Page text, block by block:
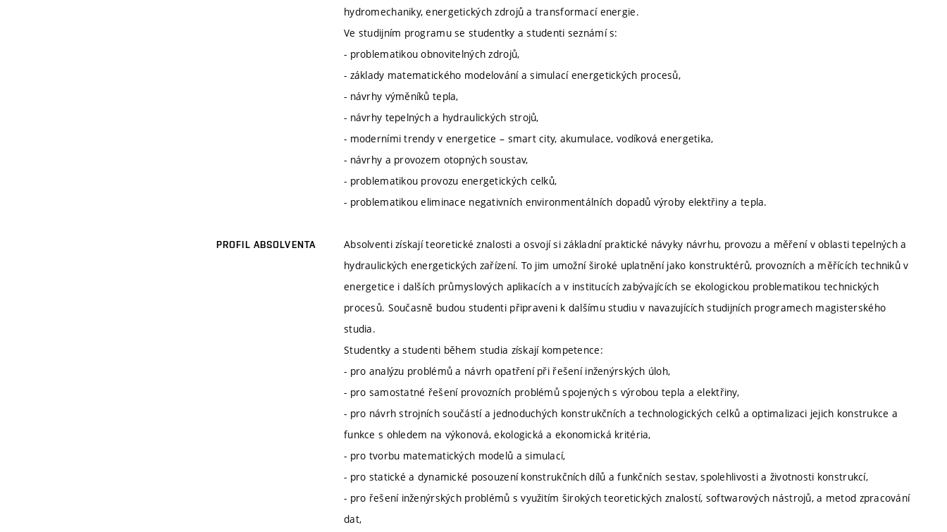
hydromechaniky, energetických zdrojů a transformací energie.
Ve studijním programu se studentky a studenti seznámí s:
- problematikou obnovitelných zdrojů,
- základy matematického modelování a simulací energetických procesů,
- návrhy výměníků tepla,
- návrhy tepelných a hydraulických strojů,
- moderními trendy v energetice – smart city, akumulace, vodíková energetika,
- návrhy a provozem otopných soustav,
- problematikou provozu energetických celků,
- problematikou eliminace negativních environmentálních dopadů výroby elektřiny a tepla.
PROFIL ABSOLVENTA
Absolventi získají teoretické znalosti a osvojí si základní praktické návyky návrhu, provozu a měření v oblasti tepelných a
hydraulických energetických zařízení. To jim umožní široké uplatnění jako konstruktérů, provozních a měřících techniků v
energetice i dalších průmyslových aplikacích a v institucích zabývajících se ekologickou problematikou technických
procesů. Současně budou studenti připraveni k dalšímu studiu v navazujících studijních programech magisterského
studia.
Studentky a studenti během studia získají kompetence:
- pro analýzu problémů a návrh opatření při řešení inženýrských úloh,
- pro samostatné řešení provozních problémů spojených s výrobou tepla a elektřiny,
- pro návrh strojních součástí a jednoduchých konstrukčních a technologických celků a optimalizaci jejich konstrukce a
funkce s ohledem na výkonová, ekologická a ekonomická kritéria,
- pro tvorbu matematických modelů a simulací,
- pro statické a dynamické posouzení konstrukčních dílů a funkčních sestav, spolehlivosti a životnosti konstrukcí,
- pro řešení inženýrských problémů s využitím širokých teoretických znalostí, softwarových nástrojů, a metod zpracování
dat,